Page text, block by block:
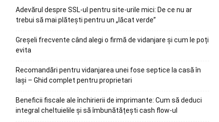
Adevărul despre SSL-ul pentru site-urile mici: De ce nu ar
trebui să mai plătești pentru un „lăcat verde”
Greșeli frecvente când alegi o firmă de vidanjare și cum le poți
evita
Recomandări pentru vidanjarea unei fose septice la casă în
Iași – Ghid complet pentru proprietari
Beneficii fiscale ale închirierii de imprimante: Cum să deduci
integral cheltuielile și să îmbunătățești cash flow-ul